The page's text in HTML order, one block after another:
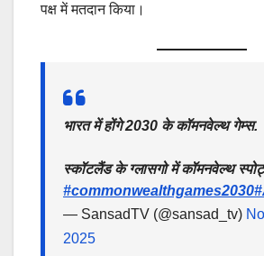
पक्ष में मतदान किया।
भारत में होंगे 2030 के कॉमनवेल्थ गेम्स.
स्कॉटलैंड के ग्लासगो में कॉमनवेल्थ
#commonwealthgames2030
— SansadTV (@sansad_tv)
2025